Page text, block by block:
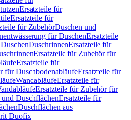
Ersatzteile für
Ersatzteile für
für ZubehörDuschen und
für DuschenErsatzteile
DuschrinnenErsatzteile für
Ersatzteile für Zubehör für
Ersatzteile für
für DuschbodenabläufeErsatzteile für
WandabläufeErsatzteile für
Ersatzteile für Zubehör für
DuschflächenErsatzteile für
Duschflächen aus
Duofix